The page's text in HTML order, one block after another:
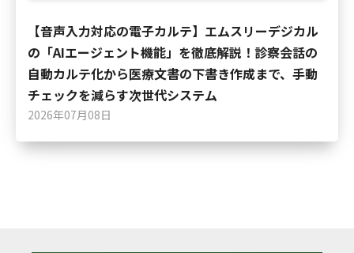
【音声入力対応の電子カルテ】エムスリーデジカル
の「AIエージェント機能」を徹底解説！診察会話の
自動カルテ化から医療文書の下書き作成まで、手動
チェックを減らす次世代システム
2026年07月08日